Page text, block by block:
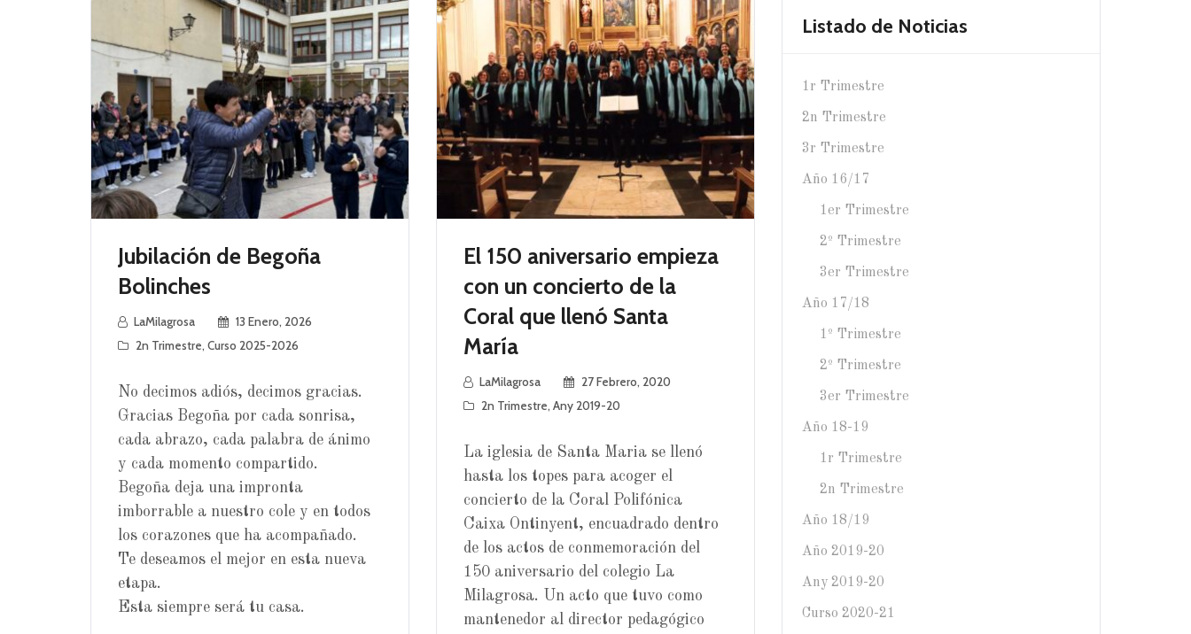
Jubilación de Begoña
Bolinches
LaMilagrosa
13 Enero, 2026
2n Trimestre, Curso 2025-2026
No decimos adiós, decimos gracias.
Gracias Begoña por cada sonrisa,
cada abrazo, cada palabra de ánimo
y cada momento compartido.
Begoña deja una impronta
imborrable a nuestro cole y en todos
los corazones que ha acompañado.
Te deseamos el mejor en esta nueva
etapa.
Esta siempre será tu casa.
El 150 aniversario empieza
con un concierto de la
Coral que llenó Santa
María
LaMilagrosa
27 Febrero, 2020
2n Trimestre, Any 2019-20
La iglesia de Santa Maria se llenó
hasta los topes para acoger el
concierto de la Coral Polifónica
Caixa Ontinyent, encuadrado dentro
de los actos de conmemoración del
150 aniversario del colegio La
Milagrosa. Un acto que tuvo como
mantenedor al director pedagógico
Listado de Noticias
1r Trimestre
2n Trimestre
3r Trimestre
Año 16/17
1er Trimestre
2º Trimestre
3er Trimestre
Año 17/18
1º Trimestre
2º Trimestre
3er Trimestre
Año 18-19
1r Trimestre
2n Trimestre
Año 18/19
Año 2019-20
Any 2019-20
Curso 2020-21